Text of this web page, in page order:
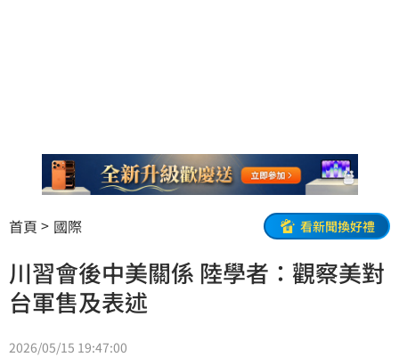
首頁 國際 看新聞換好禮
川習會後中美關係 陸學者：觀察美對
台軍售及表述
2026/05/15 19:47:00